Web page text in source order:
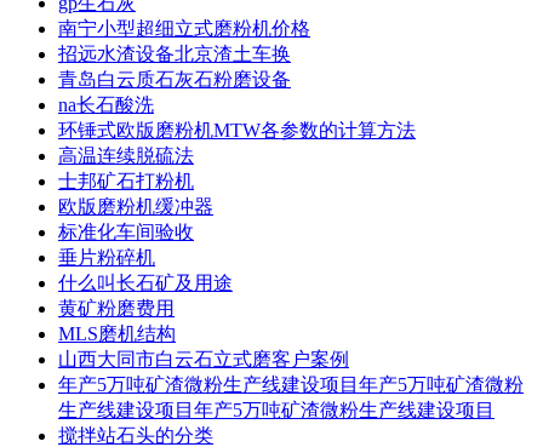
南宁小型超细立式磨粉机价格
招远水渣设备北京渣土车换
青岛白云质石灰石粉磨设备
na长石酸洗
环锤式欧版磨粉机MTW各参数的计算方法
高温连续脱硫法
士邦矿石打粉机
欧版磨粉机缓冲器
标准化车间验收
垂片粉碎机
什么叫长石矿及用途
黄矿粉磨费用
MLS磨机结构
山西大同市白云石立式磨客户案例
年产5万吨矿渣微粉生产线建设项目年产5万吨矿渣微粉
生产线建设项目年产5万吨矿渣微粉生产线建设项目
搅拌站石头的分类